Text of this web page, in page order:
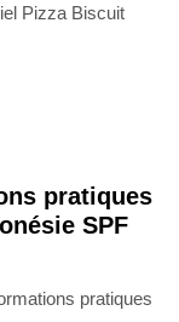
Pizza Biscuit
pratiques
SPF
pratiques